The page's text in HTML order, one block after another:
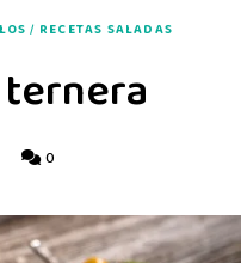
/ RECETAS SALADAS
0